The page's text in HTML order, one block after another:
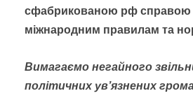
сфабрикованою рф справою
міжнародним правилам та
Вимагаємо негайного
політичних ув’язнених